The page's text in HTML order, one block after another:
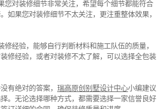
您对装修细节非常关注，希望每个细节都能符合
如果您对装修细节不太关注，更注重整体效果，
经验，能够自行判断材料和施工队伍的质量，
修经验，或者对装修不太了解，可以选择全包装
有绝对的答案，瑞高原创别墅设计中心小编建议
。无论选择哪种方式，都需要选择一家信誉良好